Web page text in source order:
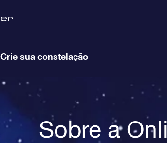
Crie sua constelação
Sobre a